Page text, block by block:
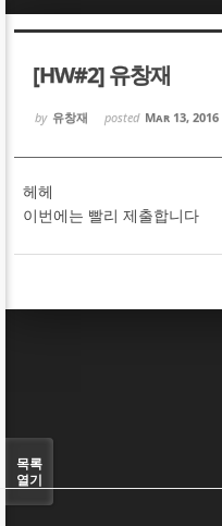
[HW#2] 유창재
by 유창재 posted Mar 13, 2016
헤헤
이번에는 빨리 제출합니다
목록
열기
Sketchbook5,
Sketchbook5,